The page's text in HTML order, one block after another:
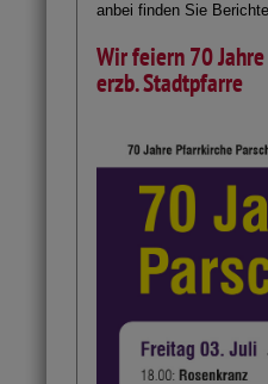
anbei finden Sie
Wir feiern 70
erzb. Stadtpfarre